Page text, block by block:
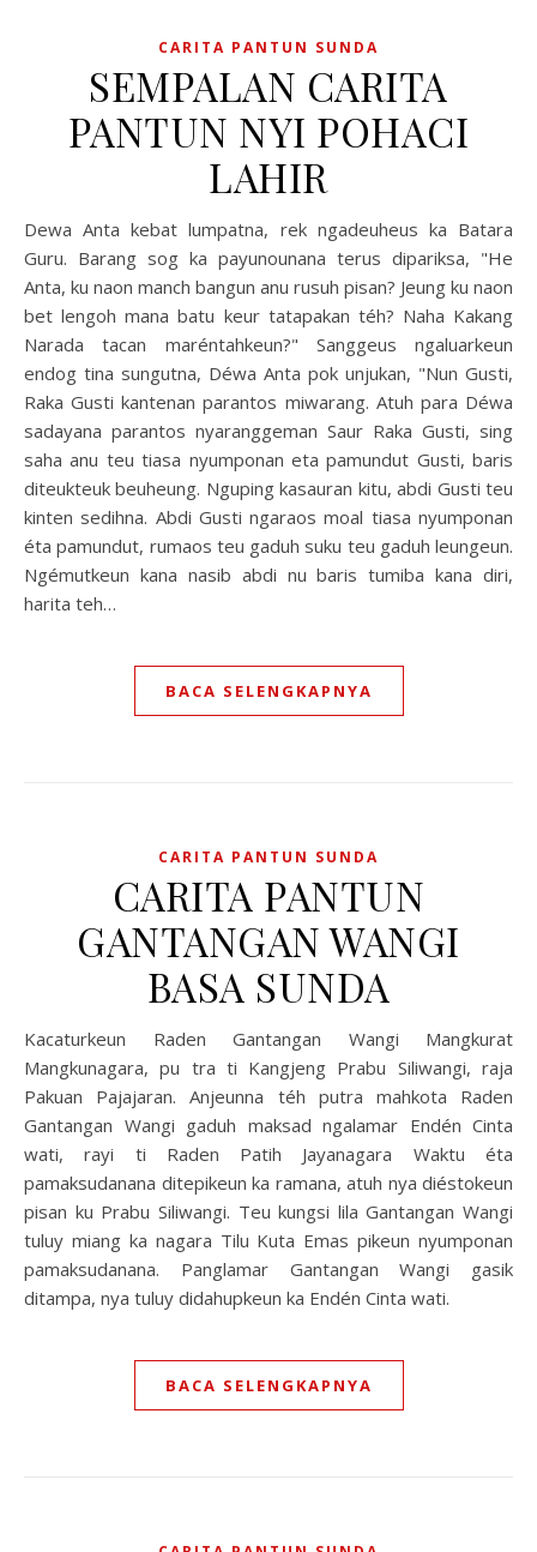
CARITA PANTUN SUNDA
SEMPALAN CARITA
PANTUN NYI POHACI
LAHIR
Dewa Anta kebat lumpatna, rek ngadeuheus ka Batara
Guru. Barang sog ka payunounana terus dipariksa, "He
Anta, ku naon manch bangun anu rusuh pisan? Jeung ku naon
bet lengoh mana batu keur tatapakan téh? Naha Kakang
Narada tacan maréntahkeun?" Sanggeus ngaluarkeun
endog tina sungutna, Déwa Anta pok unjukan, "Nun Gusti,
Raka Gusti kantenan parantos miwarang. Atuh para Déwa
sadayana parantos nyaranggeman Saur Raka Gusti, sing
saha anu teu tiasa nyumponan eta pamundut Gusti, baris
diteukteuk beuheung. Nguping kasauran kitu, abdi Gusti teu
kinten sedihna. Abdi Gusti ngaraos moal tiasa nyumponan
éta pamundut, rumaos teu gaduh suku teu gaduh leungeun.
Ngémutkeun kana nasib abdi nu baris tumiba kana diri,
harita teh…
BACA SELENGKAPNYA
CARITA PANTUN SUNDA
CARITA PANTUN
GANTANGAN WANGI
BASA SUNDA
Kacaturkeun Raden Gantangan Wangi Mangkurat
Mangkunagara, pu tra ti Kangjeng Prabu Siliwangi, raja
Pakuan Pajajaran. Anjeunna téh putra mahkota Raden
Gantangan Wangi gaduh maksad ngalamar Endén Cinta
wati, rayi ti Raden Patih Jayanagara Waktu éta
pamaksudanana ditepikeun ka ramana, atuh nya diéstokeun
pisan ku Prabu Siliwangi. Teu kungsi lila Gantangan Wangi
tuluy miang ka nagara Tilu Kuta Emas pikeun nyumponan
pamaksudanana. Panglamar Gantangan Wangi gasik
ditampa, nya tuluy didahupkeun ka Endén Cinta wati.
BACA SELENGKAPNYA